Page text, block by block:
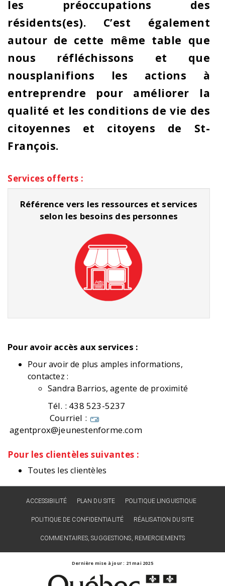
les préoccupations des
résidents(es). C’est également
autour de cette même table que
nous réfléchissons et que
nousplanifions les actions à
entreprendre pour améliorer la
qualité et les conditions de vie des
citoyennes et citoyens de St-
François.
Services offerts :
Référence vers les ressources et services
selon les besoins des personnes
Pour avoir accès aux services :
Pour avoir de plus amples informations,
contactez :
Sandra Barrios, agente de proximité
Tél. : 438 523-5237
Courriel :
agentprox@jeunestenforme.com
Pour les clientèles suivantes :
Toutes les clientèles
ACCESSIBILITÉ PLAN DU SITE POLITIQUE LINGUISTIQUE
POLITIQUE DE CONFIDENTIALITÉ RÉALISATION DU SITE
COMMENTAIRES, SUGGESTIONS, REMERCIEMENTS
Dernière mise à jour : 21 mai 2025